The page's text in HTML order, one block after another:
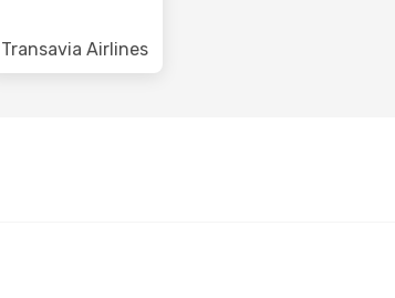
Transavia Airlines